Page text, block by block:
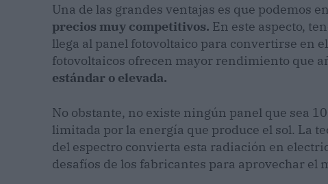
Una de las grandes ventajas es que podemos
precios muy competitivos. En este aspecto,
llega al panel fotovoltaico para convertirse en
fotovoltaicos ofrecen mayor rendimiento que
estándar o elevada.
No obstante, no existe ningún panel que sea
limitada por la energía que produce el sol. La
del espectro convierta esta radiación en
desafíos de los fabricantes para aprovechar el